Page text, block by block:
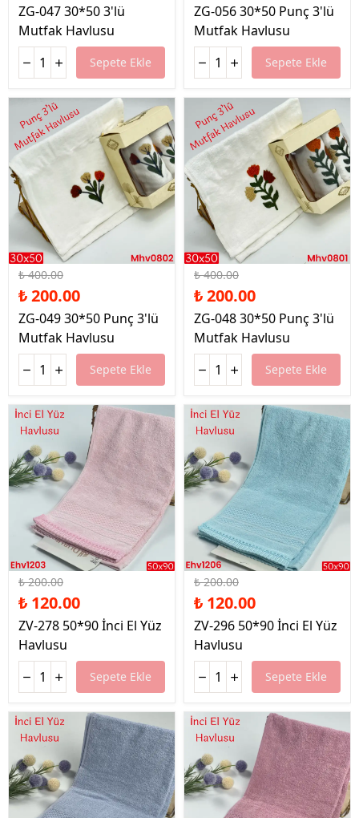
ZG-047 30*50 3'lü
Mutfak Havlusu
Sepete Ekle
ZG-056 30*50 Punç 3'lü
Mutfak Havlusu
Sepete Ekle
%50 İndirim
₺ 400.00
₺ 200.00
ZG-049 30*50 Punç 3'lü
Mutfak Havlusu
Sepete Ekle
%50 İndirim
₺ 400.00
₺ 200.00
ZG-048 30*50 Punç 3'lü
Mutfak Havlusu
Sepete Ekle
%40 İndirim
₺ 200.00
₺ 120.00
ZV-278 50*90 İnci El Yüz
Havlusu
Sepete Ekle
%40 İndirim
₺ 200.00
₺ 120.00
ZV-296 50*90 İnci El Yüz
Havlusu
Sepete Ekle